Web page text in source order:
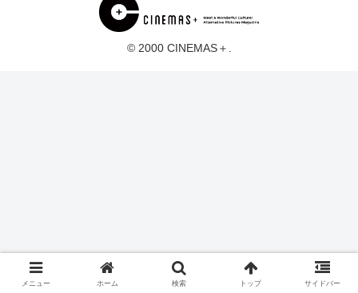
© 2000 CINEMAS＋.
メニュー ホーム 検索 トップ サイドバー